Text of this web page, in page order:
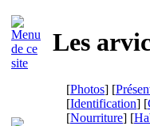
Les
[Photos] [
[Identification] [
[Nourriture] [